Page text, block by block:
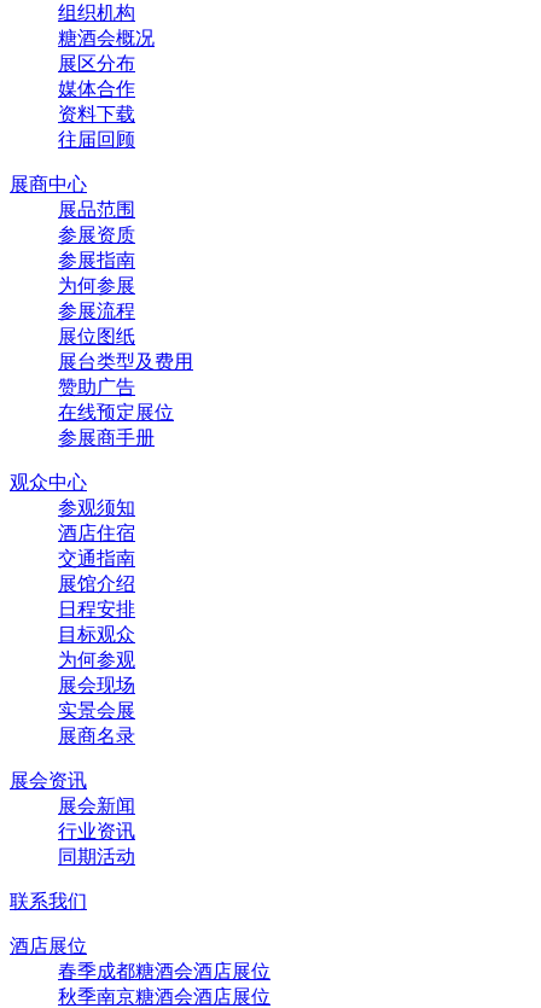
组织机构
糖酒会概况
展区分布
媒体合作
资料下载
往届回顾
展商中心
展品范围
参展资质
参展指南
为何参展
参展流程
展位图纸
展台类型及费用
赞助广告
在线预定展位
参展商手册
观众中心
参观须知
酒店住宿
交通指南
展馆介绍
日程安排
目标观众
为何参观
展会现场
实景会展
展商名录
展会资讯
展会新闻
行业资讯
同期活动
联系我们
酒店展位
春季成都糖酒会酒店展位
秋季南京糖酒会酒店展位